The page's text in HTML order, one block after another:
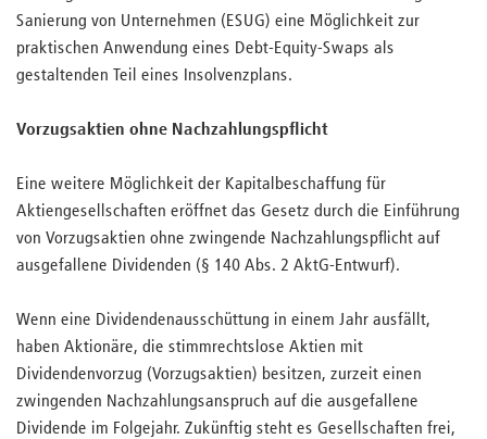
Sanierung von Unternehmen (ESUG) eine Möglichkeit zur
praktischen Anwendung eines Debt-Equity-Swaps als
gestaltenden Teil eines Insolvenzplans.
Vorzugsaktien ohne Nachzahlungspflicht
Eine weitere Möglichkeit der Kapitalbeschaffung für
Aktiengesellschaften eröffnet das Gesetz durch die Einführung
von Vorzugsaktien ohne zwingende Nachzahlungspflicht auf
ausgefallene Dividenden (§ 140 Abs. 2 AktG-Entwurf).
Wenn eine Dividendenausschüttung in einem Jahr ausfällt,
haben Aktionäre, die stimmrechtslose Aktien mit
Dividendenvorzug (Vorzugsaktien) besitzen, zurzeit einen
zwingenden Nachzahlungsanspruch auf die ausgefallene
Dividende im Folgejahr. Zukünftig steht es Gesellschaften frei,